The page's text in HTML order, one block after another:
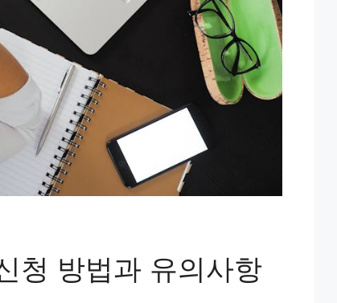
청 방법과 유의사항